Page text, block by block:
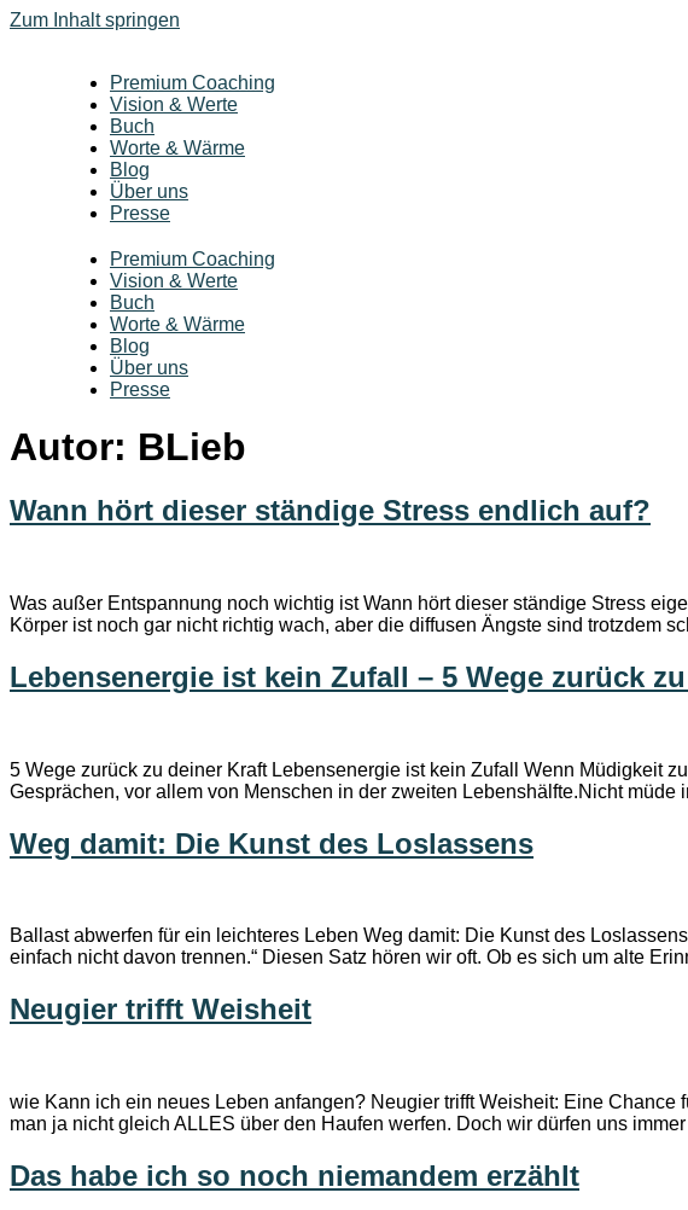
Zum Inhalt springen
Premium Coaching
Vision & Werte
Buch
Worte & Wärme
Blog
Über uns
Presse
Premium Coaching
Vision & Werte
Buch
Worte & Wärme
Blog
Über uns
Presse
Autor: BLieb
Wann hört dieser ständige Stress endlich auf?
Was außer Entspannung noch wichtig ist Wann hört dieser ständige Stress
Körper ist noch gar nicht richtig wach, aber die diffusen Ängste sind trotzdem
Lebensenergie ist kein Zufall – 5 Wege zurück
5 Wege zurück zu deiner Kraft Lebensenergie ist kein Zufall Wenn Müdigkeit
Gesprächen, vor allem von Menschen in der zweiten Lebenshälfte.Nicht
Weg damit: Die Kunst des Loslassens
Ballast abwerfen für ein leichteres Leben Weg damit: Die Kunst des
einfach nicht davon trennen.“ Diesen Satz hören wir oft. Ob es sich um alte
Neugier trifft Weisheit
wie Kann ich ein neues Leben anfangen? Neugier trifft Weisheit: Eine
man ja nicht gleich ALLES über den Haufen werfen. Doch wir dürfen uns
Das habe ich so noch niemandem erzählt